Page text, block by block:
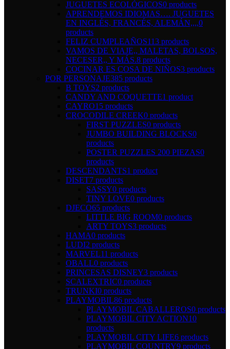
JUGUETES ECOLÓGICOS0 products
APRENDEMOS IDIOMAS…. JUGUETES
EN INGLÉS, FRANCÉS, ALEMÁN,,,,0
products
FELIZ CUMPLEAÑOS113 products
VAMOS DE VIAJE,, MALETAS, BOLSOS,
NECESER,, Y MÁS.8 products
COCINAR ES COSA DE NIÑOS3 products
POR PERSONAJE385 products
B TOYS2 products
CANDY AND COQUETTE1 product
CAYRO15 products
CROCODILE CREEK0 products
FIRST PUZZLES0 products
JUMBO BUILDING BLOCKS0
products
POSTER PUZZLES 200 PIEZAS0
products
DESCENDANTS1 product
DISET7 products
SASSY0 products
TINY LOVE0 products
DJECO65 products
LITTLE BIG ROOM0 products
ARTY TOYS3 products
HAMA0 products
LUDI2 products
MARVEL11 products
OBALL0 products
PRINCESAS DISNEY3 products
SCALEXTRIC0 products
TRUNKI0 products
PLAYMOBIL86 products
PLAYMOBIL CABALLEROS0 products
PLAYMOBIL CITY ACTION10
products
PLAYMOBIL CITY LIFE6 products
PLAYMOBIL COUNTRY9 products